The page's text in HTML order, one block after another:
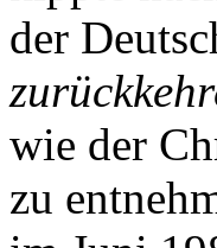
der
wie der
zu